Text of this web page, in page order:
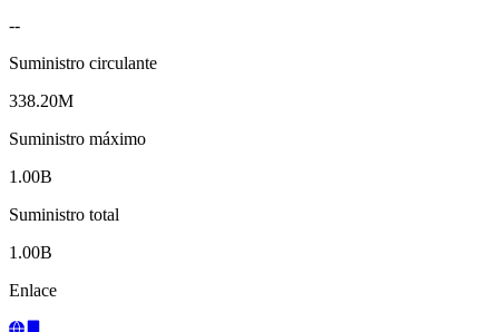
--
Suministro circulante
338.20M
Suministro máximo
1.00B
Suministro total
1.00B
Enlace